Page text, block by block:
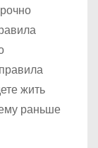
жить
раньше